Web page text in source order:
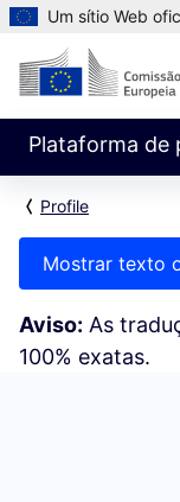
Um sítio Web
Plataforma de
Profile
Mostrar texto
Aviso: As
100% exatas.